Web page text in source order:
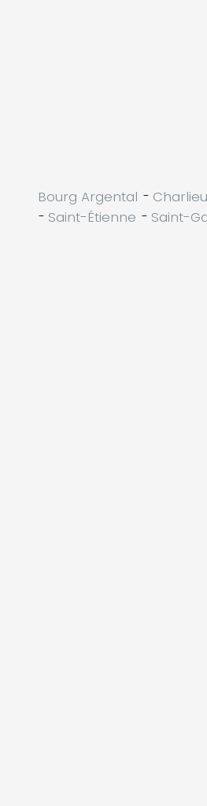
Bourg Argental - Charlieu
- Saint-Étienne - Saint-